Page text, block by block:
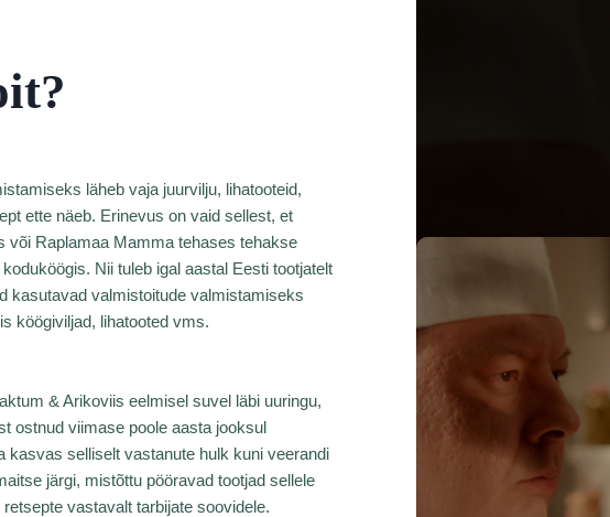
läheb vaja juurvilju, lihatooteid,
ette näeb. Erinevus on vaid sellest, et
või Raplamaa Mamma tehases tehakse
Nii tuleb igal aastal Eesti tootjatelt
kasutavad valmistoitude valmistamiseks
köögiviljad, lihatooted vms.
& Arikoviis eelmisel suvel läbi uuringu,
ostnud viimase poole aasta jooksul
kasvas selliselt vastanute hulk kuni veerandi
järgi, mistõttu pööravad tootjad sellele
vastavalt tarbijate soovidele.